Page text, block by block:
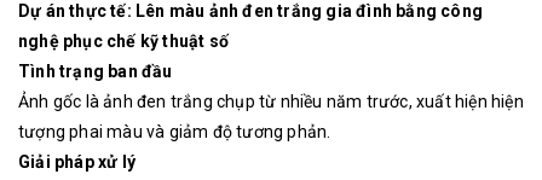
Dự án thực tế: Lên màu ảnh đen trắng gia đình bằng công
nghệ phục chế kỹ thuật số
Tình trạng ban đầu
Ảnh gốc là ảnh đen trắng chụp từ nhiều năm trước, xuất hiện hiện
tượng phai màu và giảm độ tương phản.
Giải pháp xử lý